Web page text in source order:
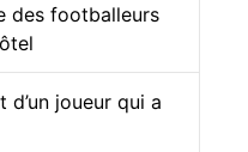
des footballeurs
joueur qui a